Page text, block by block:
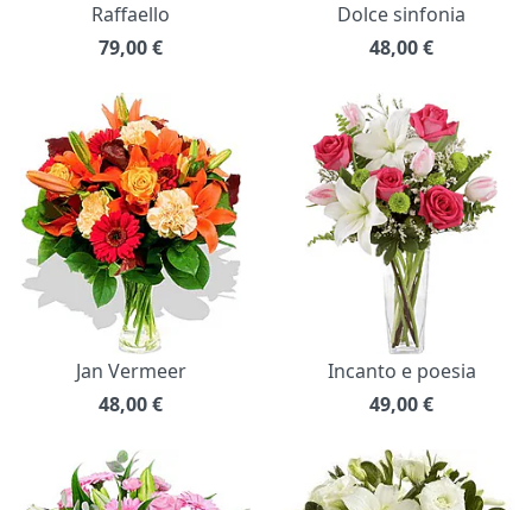
Raffaello
79,00€
Dolce sinfonia
48,00€
Jan Vermeer
48,00€
Incanto e poesia
49,00€